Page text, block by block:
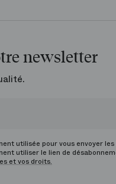
newsletter
utilisée pour vous envoyer
utiliser le lien de
et vos droits.